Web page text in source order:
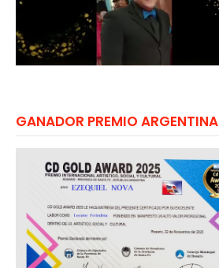
GANADOR PREMIO ARGENTINA